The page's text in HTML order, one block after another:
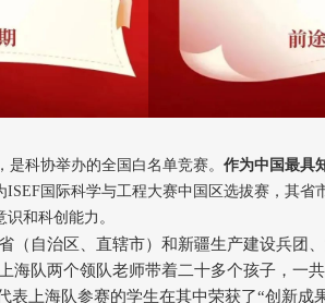
科协举办的全国白名单竞赛。 作为中国最具
ISEF国际科学与工程大赛中国区选拔赛，其
和科创能力。
（自治区、直辖市）和新疆生产建设兵团
海队两个领队老师带着二十多个孩子，一
上海队参赛的学生在其中荣获了“创新成